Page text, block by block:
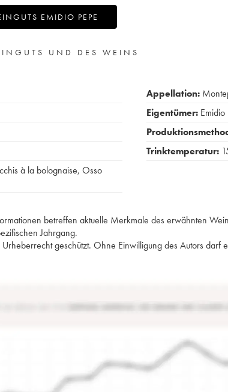
EMIDIO PEPE
UND DES WEINS
à la bolognaise, Osso
Appellation:
Eigentümer: Emidio
Trinktemperatur:
betreffen aktuelle Merkmale des erwähnten
Jahrgang.
geschützt. Ohne Einwilligung des Autors darf